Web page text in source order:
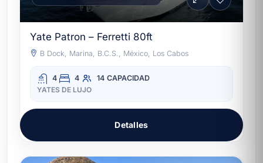
Yate Patron – Ferretti 80ft
B Dock, Marina, B.C.S., México, Los Cabos
4 4 14 CAPACIDAD
YATES DE LUJO
Detalles